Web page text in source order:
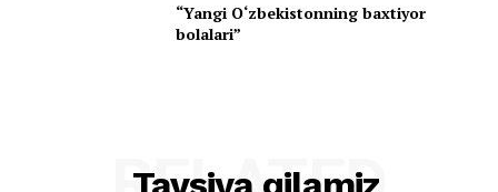
“Yangi O‘zbekistonning baxtiyor
bolalari”